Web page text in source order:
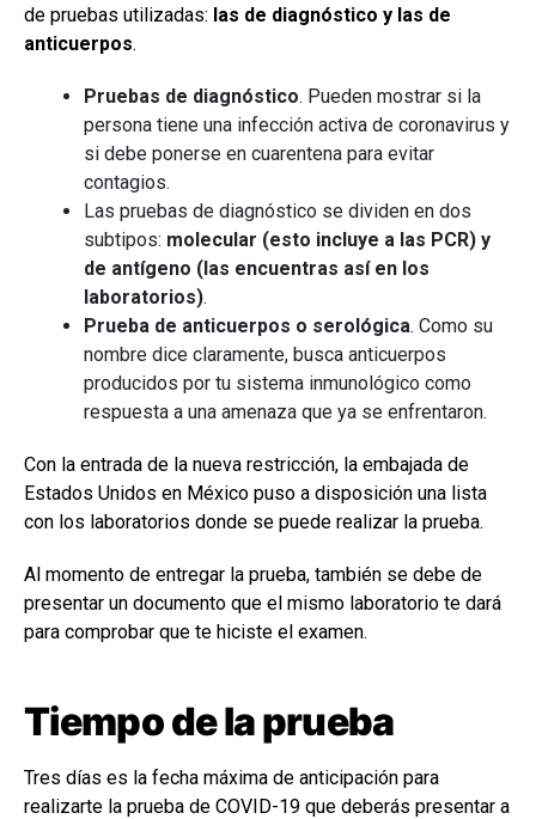
de pruebas utilizadas: las de diagnóstico y las de
anticuerpos.
Pruebas de diagnóstico. Pueden mostrar si la
persona tiene una infección activa de coronavirus y
si debe ponerse en cuarentena para evitar
contagios.
Las pruebas de diagnóstico se dividen en dos
subtipos: molecular (esto incluye a las PCR) y
de antígeno (las encuentras así en los
laboratorios).
Prueba de anticuerpos o serológica. Como su
nombre dice claramente, busca anticuerpos
producidos por tu sistema inmunológico como
respuesta a una amenaza que ya se enfrentaron.
Con la entrada de la nueva restricción, la embajada de
Estados Unidos en México puso a disposición una lista
con los laboratorios donde se puede realizar la prueba.
Al momento de entregar la prueba, también se debe de
presentar un documento que el mismo laboratorio te dará
para comprobar que te hiciste el examen.
Tiempo de la prueba
Tres días es la fecha máxima de anticipación para
realizarte la prueba de COVID-19 que deberás presentar a